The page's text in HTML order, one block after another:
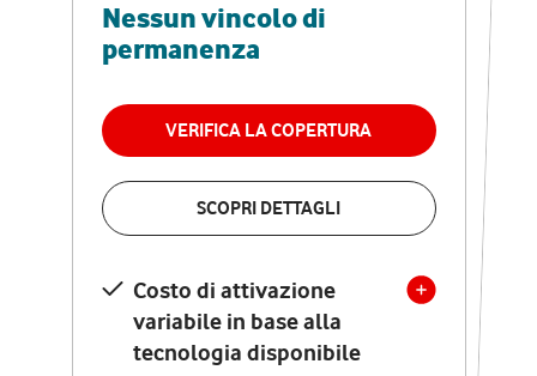
Nessun vincolo di
permanenza
VERIFICA LA COPERTURA
SCOPRI DETTAGLI
Costo di attivazione
variabile in base alla
tecnologia disponibile
RETE FISSA + VODAFONE CLUB
29,95€
permanenza
VERIFICA LA COPERTURA
Costo di attivazione
variabile in base alla
tecnologia disponibile